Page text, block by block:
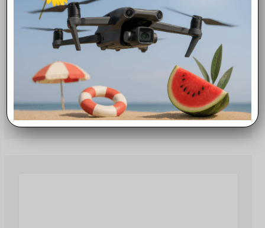
DJI Mic 3 (4 TX + 1 RX + Custodia di ricarica)
507,00
Aggiungi al carrello